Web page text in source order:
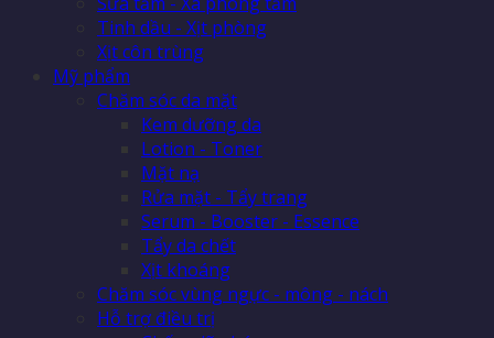
Tinh dầu - Xịt phòng
Xịt côn trùng
Mỹ phẩm
Chăm sóc da mặt
Kem dưỡng da
Lotion - Toner
Mặt nạ
Rửa mặt - Tẩy trang
Serum - Booster - Essence
Tẩy da chết
Xịt khoáng
Chăm sóc vùng ngực - mông - nách
Hỗ trợ điều trị